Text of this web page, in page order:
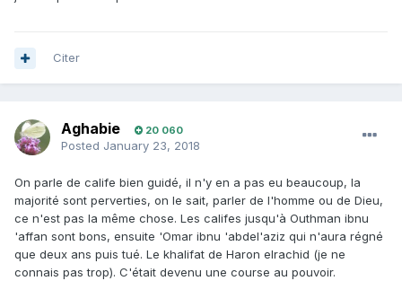
Citer
Aghabie 20 060
Posted January 23, 2018
On parle de calife bien guidé, il n'y en a pas eu beaucoup, la
majorité sont perverties, on le sait, parler de l'homme ou de Dieu,
ce n'est pas la même chose. Les califes jusqu'à Outhman ibnu
'affan sont bons, ensuite 'Omar ibnu 'abdel'aziz qui n'aura régné
que deux ans puis tué. Le khalifat de Haron elrachid (je ne
connais pas trop). C'était devenu une course au pouvoir.